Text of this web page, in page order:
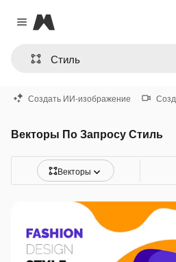
Close menu
Magnific
Создать ИИ-изображение
Векторы По Запросу Стиль
Векторы